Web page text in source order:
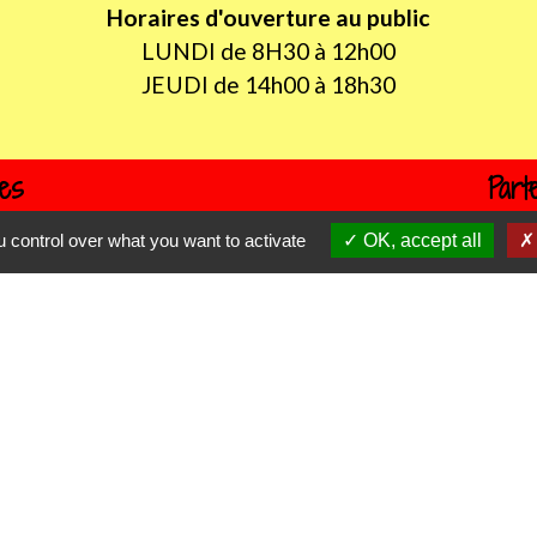
Horaires d'ouverture au public
LUNDI de 8H30 à 12h00
JEUDI de 14h00 à 18h30
sécurisés
over what you want to activate OK, accept all